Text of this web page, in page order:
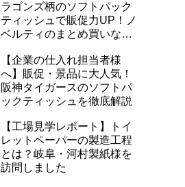
ラゴンズ柄のソフトパック
ティッシュで販促力UP！ノ
ベルティのまとめ買いなら
【企業の仕入れ担当者様
へ】販促・景品に大人気！
阪神タイガースのソフトパ
ックティッシュを徹底解説
【工場見学レポート】トイ
レットペーパーの製造工程
とは？岐阜・河村製紙様を
訪問しました